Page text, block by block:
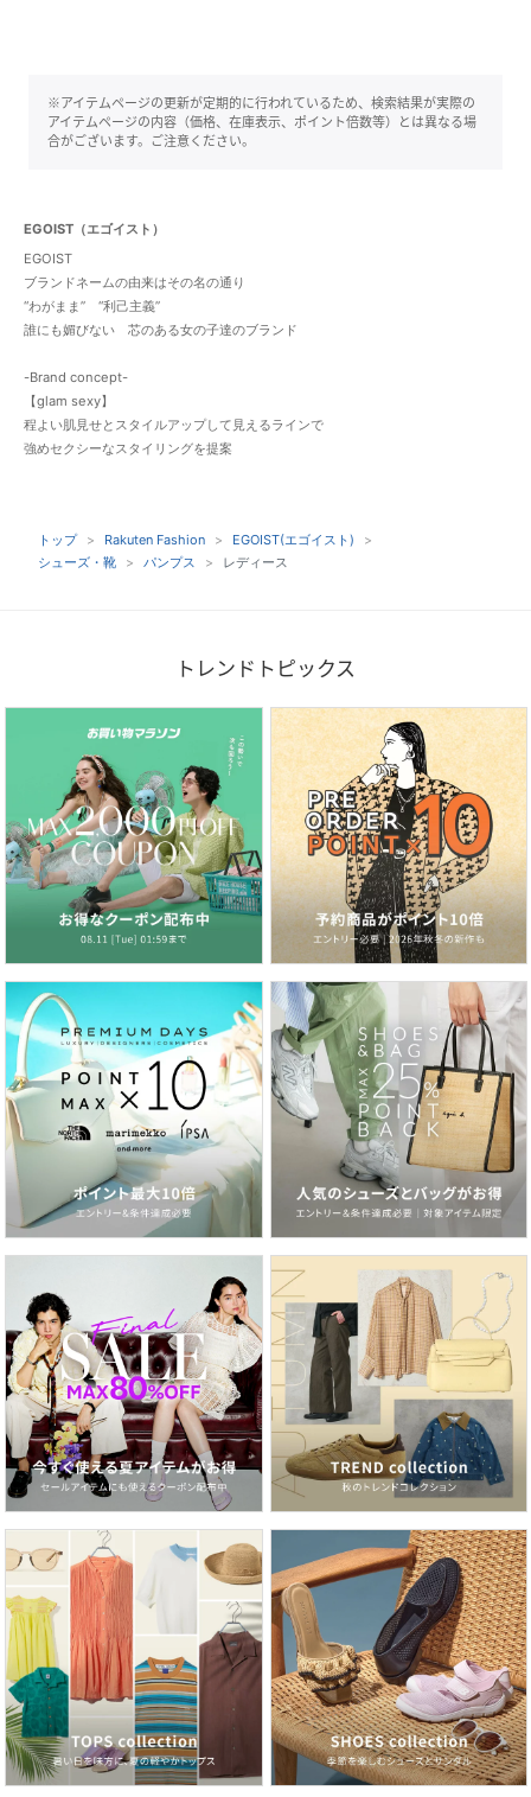
※アイテムページの更新が定期的に行われているため、検索結果が実際の
アイテムページの内容（価格、在庫表示、ポイント倍数等）とは異なる場
合がございます。ご注意ください。
EGOIST（エゴイスト）
EGOIST
ブランドネームの由来はその名の通り
“わがまま” “利己主義”
誰にも媚びない 芯のある女の子達のブランド
-Brand concept-
【glam sexy】
程よい肌見せとスタイルアップして見えるラインで
強めセクシーなスタイリングを提案
トップ Rakuten Fashion
EGOIST(エゴイスト)
シューズ・靴
パンプス レディース
トレンドトピックス